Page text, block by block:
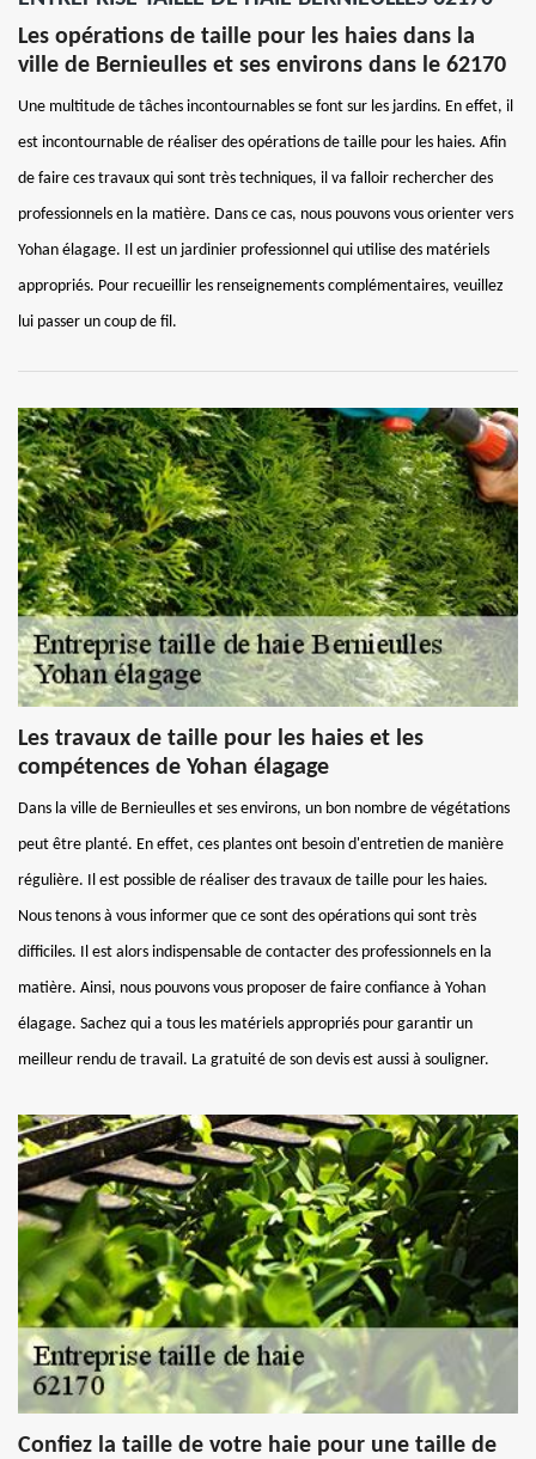
Les opérations de taille pour les haies dans la
ville de Bernieulles et ses environs dans le 62170
Une multitude de tâches incontournables se font sur les jardins. En effet, il
est incontournable de réaliser des opérations de taille pour les haies. Afin
de faire ces travaux qui sont très techniques, il va falloir rechercher des
professionnels en la matière. Dans ce cas, nous pouvons vous orienter vers
Yohan élagage. Il est un jardinier professionnel qui utilise des matériels
appropriés. Pour recueillir les renseignements complémentaires, veuillez
lui passer un coup de fil.
Les travaux de taille pour les haies et les
compétences de Yohan élagage
Dans la ville de Bernieulles et ses environs, un bon nombre de végétations
peut être planté. En effet, ces plantes ont besoin d'entretien de manière
régulière. Il est possible de réaliser des travaux de taille pour les haies.
Nous tenons à vous informer que ce sont des opérations qui sont très
difficiles. Il est alors indispensable de contacter des professionnels en la
matière. Ainsi, nous pouvons vous proposer de faire confiance à Yohan
élagage. Sachez qui a tous les matériels appropriés pour garantir un
meilleur rendu de travail. La gratuité de son devis est aussi à souligner.
Confiez la taille de votre haie pour une taille de